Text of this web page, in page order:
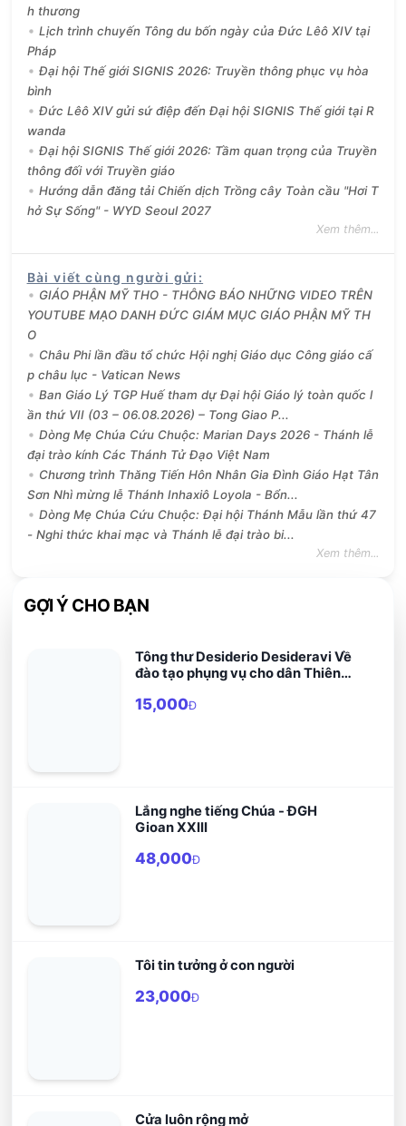
h thương
Lịch trình chuyến Tông du bốn ngày của Đức Lêô XIV tại
Pháp
Đại hội Thế giới SIGNIS 2026: Truyền thông phục vụ hòa
bình
Đức Lêô XIV gửi sứ điệp đến Đại hội SIGNIS Thế giới tại R
wanda
Đại hội SIGNIS Thế giới 2026: Tầm quan trọng của Truyền
thông đối với Truyền giáo
Hướng dẫn đăng tải Chiến dịch Trồng cây Toàn cầu "Hơi T
hở Sự Sống" - WYD Seoul 2027
Xem thêm...
Bài viết cùng người gửi :
GIÁO PHẬN MỸ THO - THÔNG BÁO NHỮNG VIDEO TRÊN
YOUTUBE MẠO DANH ĐỨC GIÁM MỤC GIÁO PHẬN MỸ TH
O
Châu Phi lần đầu tổ chức Hội nghị Giáo dục Công giáo cấ
p châu lục - Vatican News
Ban Giáo Lý TGP Huế tham dự Đại hội Giáo lý toàn quốc l
ần thứ VII (03 – 06.08.2026) – Tong Giao P...
Dòng Mẹ Chúa Cứu Chuộc: Marian Days 2026 - Thánh lễ
đại trào kính Các Thánh Tử Đạo Việt Nam
Chương trình Thăng Tiến Hôn Nhân Gia Đình Giáo Hạt Tân
Sơn Nhì mừng lễ Thánh Inhaxiô Loyola - Bổn...
Dòng Mẹ Chúa Cứu Chuộc: Đại hội Thánh Mẫu lần thứ 47
- Nghi thức khai mạc và Thánh lễ đại trào bi...
Xem thêm...
GỢI Ý CHO BẠN
Tông thư Desiderio Desideravi Về
đào tạo phụng vụ cho dân Thiên
15,000Đ
Lắng nghe tiếng Chúa - ĐGH
Gioan XXIII
48,000Đ
Tôi tin tưởng ở con người
23,000Đ
Cửa luôn rộng mở